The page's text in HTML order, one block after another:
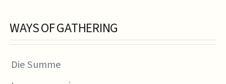
WAYS OF GATHERING
Die Summe